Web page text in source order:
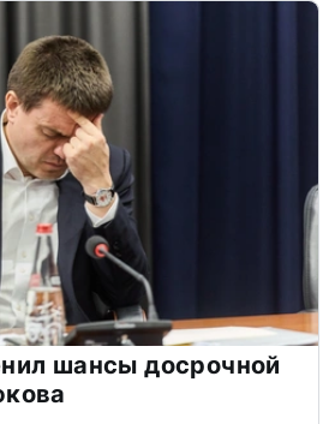
шансы досрочной